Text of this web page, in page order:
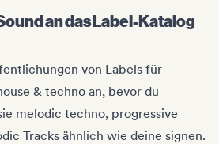
an das Label-Katalog
von Labels für
& techno an, bevor du
melodic techno, progressive
Tracks ähnlich wie deine signen.